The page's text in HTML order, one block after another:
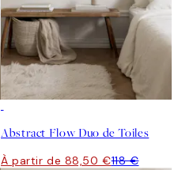
Abstract Flow Duo de Toiles
À partir de 88,50 €118 €